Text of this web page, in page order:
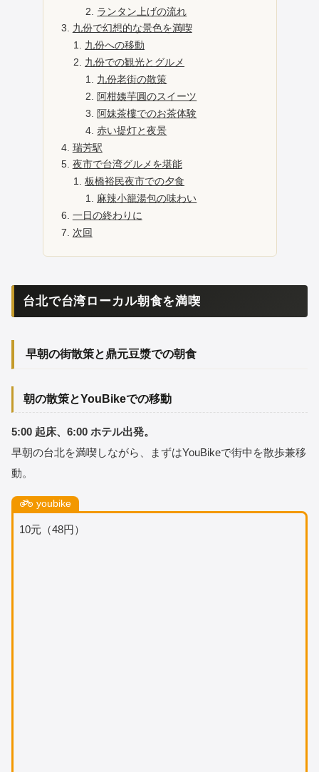
ランタン上げの流れ
九份で幻想的な景色を満喫
九份への移動
九份での観光とグルメ
九份老街の散策
阿柑姨芋圓のスイーツ
阿妹茶樓でのお茶体験
赤い提灯と夜景
瑞芳駅
夜市で台湾グルメを堪能
板橋裕民夜市での夕食
麻辣小籠湯包の味わい
一日の終わりに
次回
台北で台湾ローカル朝食を満喫
早朝の街散策と鼎元豆漿での朝食
朝の散策とYouBikeでの移動
5:00 起床、6:00 ホテル出発。
早朝の台北を満喫しながら、まずはYouBikeで街中を散歩兼移
動。
youbike
10元（48円）